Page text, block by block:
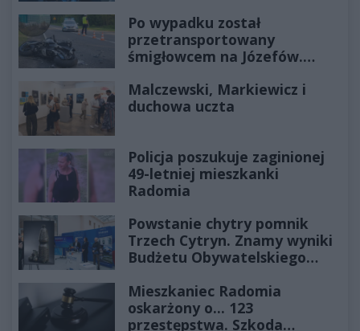
Po wypadku został
przetransportowany
śmigłowcem na Józefów.
Malczewski, Markiewicz i
duchowa uczta
Policja poszukuje zaginionej
49-letniej mieszkanki
Radomia
Powstanie chytry pomnik
Trzech Cytryn. Znamy wyniki
Budżetu Obywatelskiego
Mieszkaniec Radomia
oskarżony o... 123
przestępstwa. Szkoda